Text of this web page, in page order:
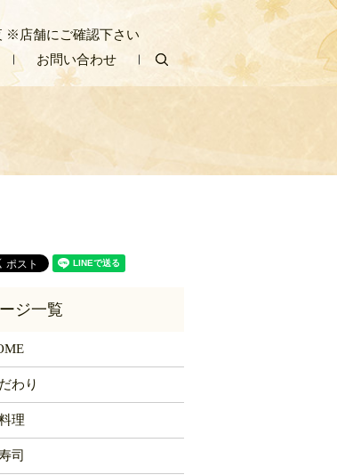
夜 ※店舗にご確認下さい
お問い合わせ search
わり
理
司